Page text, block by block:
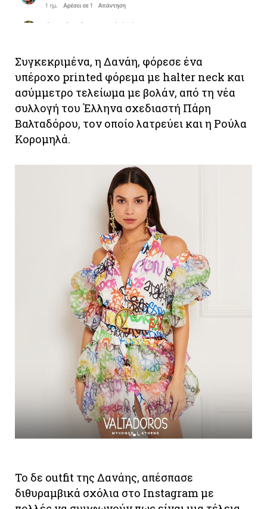
Συγκεκριμένα, η Δανάη, φόρεσε ένα
υπέροχο printed φόρεμα με halter neck και
ασύμμετρο τελείωμα με βολάν, από τη νέα
συλλογή του Έλληνα σχεδιαστή Πάρη
Βαλταδόρου, τον οποίο λατρεύει και η Ρούλα
Κορομηλά.
Το δε outfit της Δανάης, απέσπασε
διθυραμβικά σχόλια στο Instagram με